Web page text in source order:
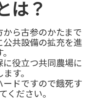
は？
ら古参のかたまで
共設備の拡充を進
役立つ共同農場に
す。
ドですので餓死す
ください。